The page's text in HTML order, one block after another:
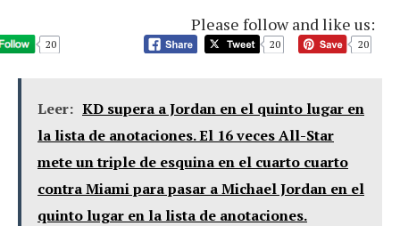
Please follow and like us:
20 20 20
Leer: KD supera a Jordan en el quinto lugar en
la lista de anotaciones. El 16 veces All-Star
mete un triple de esquina en el cuarto cuarto
contra Miami para pasar a Michael Jordan en el
quinto lugar en la lista de anotaciones.